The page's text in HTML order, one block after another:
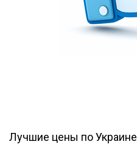
Лучшие цены по Украине